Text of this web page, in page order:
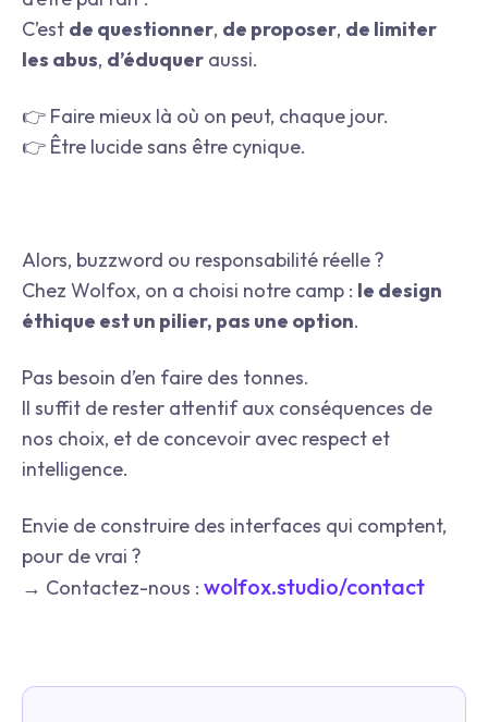
C’est de questionner, de proposer, de limiter
les abus, d’éduquer aussi.
👉 Faire mieux là où on peut, chaque jour.
👉 Être lucide sans être cynique.
Alors, buzzword ou responsabilité réelle ?
Chez Wolfox, on a choisi notre camp : le design
éthique est un pilier, pas une option.
Pas besoin d’en faire des tonnes.
Il suffit de rester attentif aux conséquences de
nos choix, et de concevoir avec respect et
intelligence.
Envie de construire des interfaces qui comptent,
pour de vrai ?
→ Contactez-nous : wolfox.studio/contact